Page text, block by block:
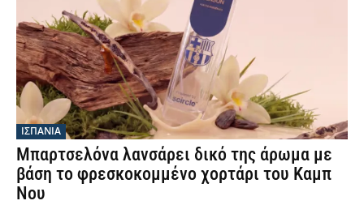
ΙΣΠΑΝΙΑ
Μπαρτσελόνα λανσάρει δικό της άρωμα με
βάση το φρεσκοκομμένο χορτάρι του Καμπ
Νου